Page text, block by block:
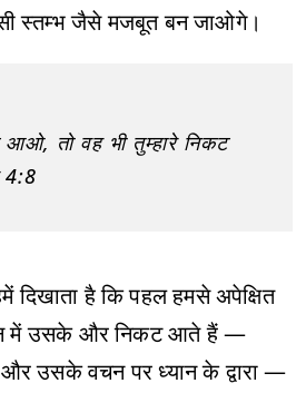
स्तम्भ जैसे मजबूत बन जाओगे।
तो वह भी तुम्हारे निकट
4:8
दिखाता है कि पहल हमसे अपेक्षित
में उसके और निकट आते हैं —
और उसके वचन पर ध्यान के द्वारा —